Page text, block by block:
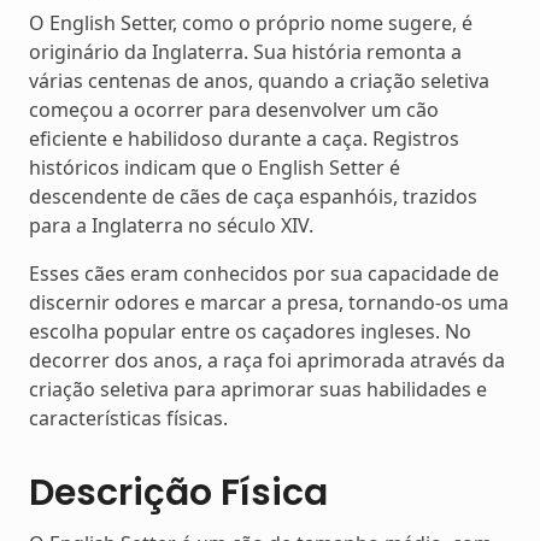
O English Setter, como o próprio nome sugere, é
originário da Inglaterra. Sua história remonta a
várias centenas de anos, quando a criação seletiva
começou a ocorrer para desenvolver um cão
eficiente e habilidoso durante a caça. Registros
históricos indicam que o English Setter é
descendente de cães de caça espanhóis, trazidos
para a Inglaterra no século XIV.
Esses cães eram conhecidos por sua capacidade de
discernir odores e marcar a presa, tornando-os uma
escolha popular entre os caçadores ingleses. No
decorrer dos anos, a raça foi aprimorada através da
criação seletiva para aprimorar suas habilidades e
características físicas.
Descrição Física